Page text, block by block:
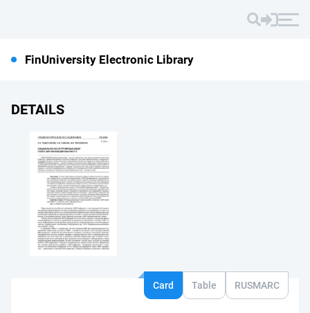
FinUniversity Electronic Library
DETAILS
Card Table RUSMARC